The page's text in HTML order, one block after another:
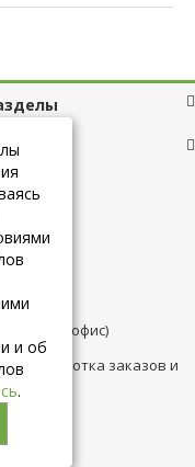
д.12 (офис)
(обработка заказов и
и об
.